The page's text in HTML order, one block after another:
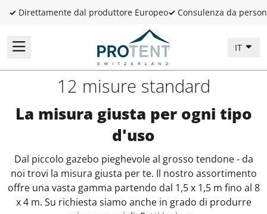
✓ Direttamente dal produttore Europeo✓ Consulenza da
IT
12 misure standard
La misura giusta per ogni tipo
d'uso
Dal piccolo gazebo pieghevole al grosso tendone - da
noi trovi la misura giusta per te. Il nostro assortimento
offre una vasta gamma partendo dal 1,5 x 1,5 m fino al 8
x 4 m. Su richiesta siamo anche in grado di produrre